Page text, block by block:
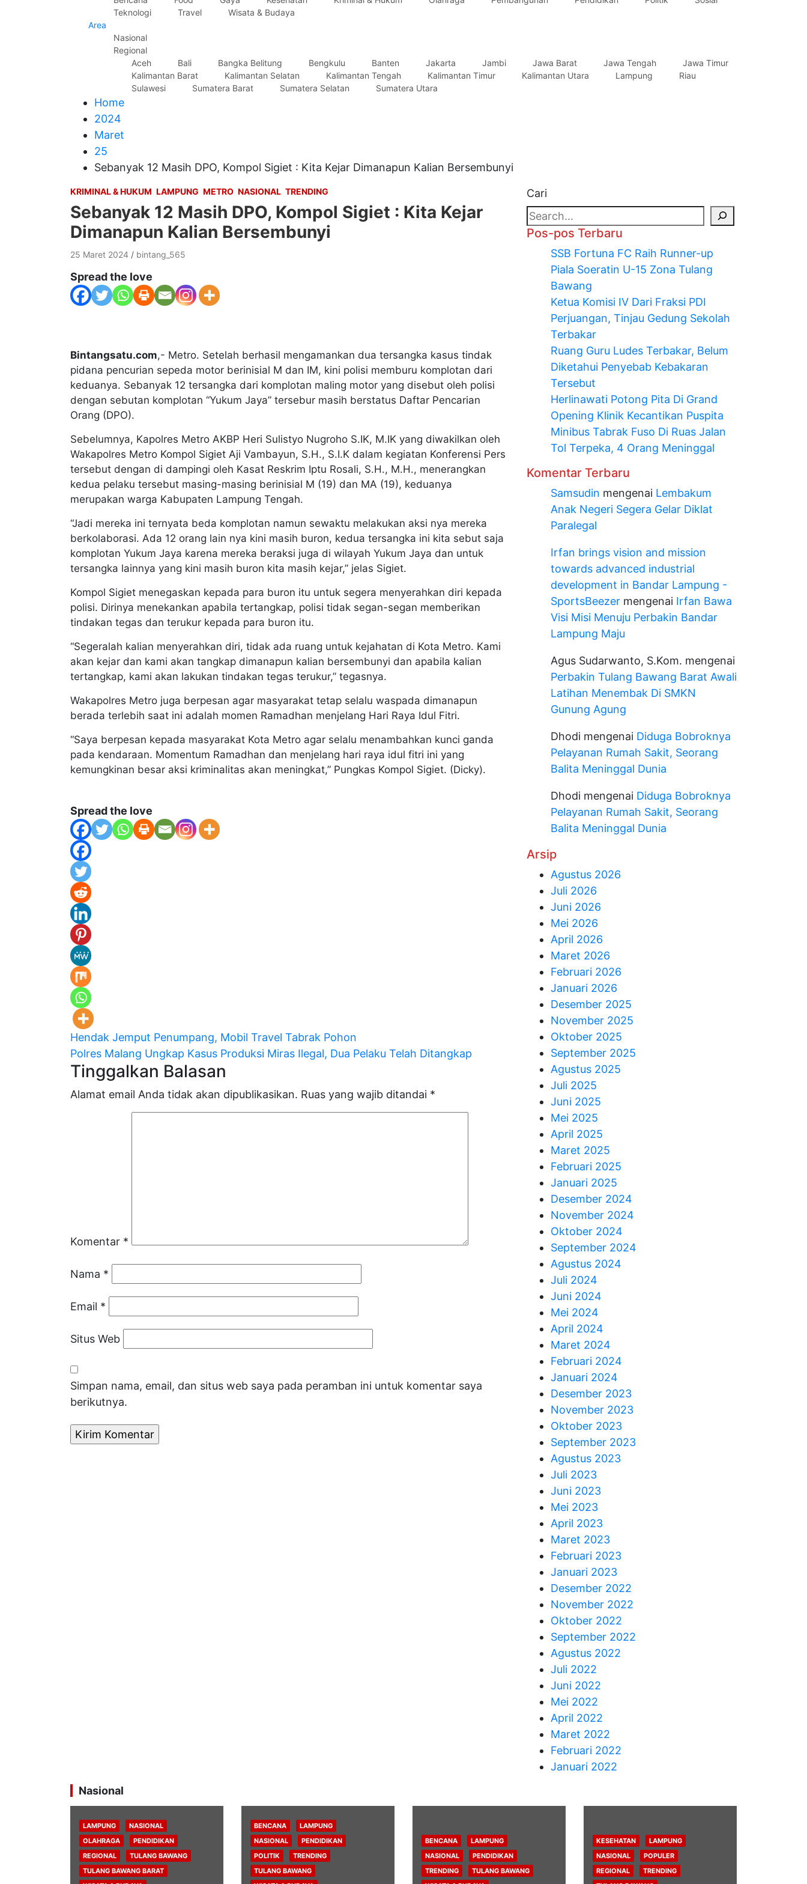
Teknologi
Travel
Wisata & Budaya
Area
Nasional
Regional
Aceh
Bali Bangka Belitung Bengkulu Banten Jakarta Jambi Jawa Barat Jawa Tengah
Jawa Timur
Kalimantan Barat
Kalimantan Selatan Kalimantan Tengah Kalimantan Timur Kalimantan Utara Lampung
Riau
Sulawesi
Sumatera Barat Sumatera Selatan Sumatera Utara
Home
2024
Maret
25
Sebanyak 12 Masih DPO, Kompol Sigiet : Kita Kejar Dimanapun Kalian Bersembunyi
KRIMINAL & HUKUM LAMPUNG METRO NASIONAL TRENDING
Sebanyak 12 Masih DPO, Kompol Sigiet : Kita Kejar
Dimanapun Kalian Bersembunyi
25 Maret 2024 bintang_565
Spread the love
Bintangsatu.com,- Metro. Setelah berhasil mengamankan dua tersangka kasus tindak
pidana pencurian sepeda motor berinisial M dan IM, kini polisi memburu komplotan dari
keduanya. Sebanyak 12 tersangka dari komplotan maling motor yang disebut oleh polisi
dengan sebutan komplotan “Yukum Jaya” tersebur masih berstatus Daftar Pencarian
Orang (DPO).
Sebelumnya, Kapolres Metro AKBP Heri Sulistyo Nugroho S.IK, M.IK yang diwakilkan oleh
Wakapolres Metro Kompol Sigiet Aji Vambayun, S.H., S.I.K dalam kegiatan Konferensi Pers
tersebut dengan di dampingi oleh Kasat Reskrim Iptu Rosali, S.H., M.H., menerangkan
kedua pelaku tersebut masing-masing berinisial M (19) dan MA (19), keduanya
merupakan warga Kabupaten Lampung Tengah.
“Jadi mereka ini ternyata beda komplotan namun sewaktu melakukan aksi nya mereka
berkolaborasi. Ada 12 orang lain nya kini masih buron, kedua tersangka ini kita sebut saja
komplotan Yukum Jaya karena mereka beraksi juga di wilayah Yukum Jaya dan untuk
tersangka lainnya yang kini masih buron kita masih kejar,” jelas Sigiet.
Kompol Sigiet menegaskan kepada para buron itu untuk segera menyerahkan diri kepada
polisi. Dirinya menekankan apabila tertangkap, polisi tidak segan-segan memberikan
tindakan tegas dan terukur kepada para buron itu.
“Segeralah kalian menyerahkan diri, tidak ada ruang untuk kejahatan di Kota Metro. Kami
akan kejar dan kami akan tangkap dimanapun kalian bersembunyi dan apabila kalian
tertangkap, kami akan lakukan tindakan tegas terukur,” tegasnya.
Wakapolres Metro juga berpesan agar masyarakat tetap selalu waspada dimanapun
berada terlebih saat ini adalah momen Ramadhan menjelang Hari Raya Idul Fitri.
“Saya berpesan kepada masyarakat Kota Metro agar selalu menambahkan kunci ganda
pada kendaraan. Momentum Ramadhan dan menjelang hari raya idul fitri ini yang
kemungkinan besar aksi kriminalitas akan meningkat,” Pungkas Kompol Sigiet. (Dicky).
Spread the love
Navigasi
pos
Hendak Jemput Penumpang, Mobil Travel Tabrak Pohon
Polres Malang Ungkap Kasus Produksi Miras Ilegal, Dua Pelaku Telah Ditangkap
Tinggalkan Balasan
Alamat email Anda tidak akan dipublikasikan. Ruas yang wajib ditandai *
Komentar *
Nama *
Email *
Situs Web
Simpan nama, email, dan situs web saya pada peramban ini untuk komentar saya
berikutnya.
Cari
Pos-pos Terbaru
SSB Fortuna FC Raih Runner-up
Piala Soeratin U-15 Zona Tulang
Bawang
Ketua Komisi IV Dari Fraksi PDI
Perjuangan, Tinjau Gedung Sekolah
Terbakar
Ruang Guru Ludes Terbakar, Belum
Diketahui Penyebab Kebakaran
Tersebut
Herlinawati Potong Pita Di Grand
Opening Klinik Kecantikan Puspita
Minibus Tabrak Fuso Di Ruas Jalan
Tol Terpeka, 4 Orang Meninggal
Komentar Terbaru
Samsudin mengenai Lembakum
Anak Negeri Segera Gelar Diklat
Paralegal
Irfan brings vision and mission
towards advanced industrial
development in Bandar Lampung -
SportsBeezer mengenai Irfan Bawa
Visi Misi Menuju Perbakin Bandar
Lampung Maju
Agus Sudarwanto, S.Kom. mengenai
Perbakin Tulang Bawang Barat Awali
Latihan Menembak Di SMKN
Gunung Agung
Dhodi mengenai Diduga Bobroknya
Pelayanan Rumah Sakit, Seorang
Balita Meninggal Dunia
Dhodi mengenai Diduga Bobroknya
Pelayanan Rumah Sakit, Seorang
Balita Meninggal Dunia
Arsip
Agustus 2026
Juli 2026
Juni 2026
Mei 2026
April 2026
Maret 2026
Februari 2026
Januari 2026
Desember 2025
November 2025
Oktober 2025
September 2025
Agustus 2025
Juli 2025
Juni 2025
Mei 2025
April 2025
Maret 2025
Februari 2025
Januari 2025
Desember 2024
November 2024
Oktober 2024
September 2024
Agustus 2024
Juli 2024
Juni 2024
Mei 2024
April 2024
Maret 2024
Februari 2024
Januari 2024
Desember 2023
November 2023
Oktober 2023
September 2023
Agustus 2023
Juli 2023
Juni 2023
Mei 2023
April 2023
Maret 2023
Februari 2023
Januari 2023
Desember 2022
November 2022
Oktober 2022
September 2022
Agustus 2022
Juli 2022
Juni 2022
Mei 2022
April 2022
Maret 2022
Februari 2022
Januari 2022
Nasional
LAMPUNG
NASIONAL
OLAHRAGA
PENDIDIKAN
REGIONAL
TULANG BAWANG
TULANG BAWANG BARAT
BENCANA
LAMPUNG
NASIONAL
PENDIDIKAN
POLITIK
TRENDING
TULANG BAWANG
BENCANA
LAMPUNG
NASIONAL
PENDIDIKAN
TRENDING
TULANG BAWANG
KESEHATAN
LAMPUNG
NASIONAL
POPULER
REGIONAL
TRENDING